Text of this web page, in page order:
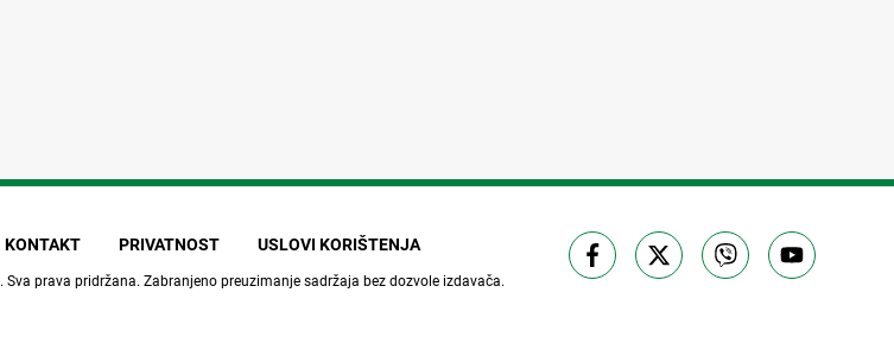
KONTAKT PRIVATNOST USLOVI KORIŠTENJA
. Sva prava pridržana. Zabranjeno preuzimanje sadržaja bez dozvole izdavača.